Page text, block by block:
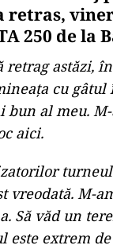
retras,
250 de la
retrag astăzi,
cu
al meu.
aici.
vreodată. M-
Să văd un
extrem